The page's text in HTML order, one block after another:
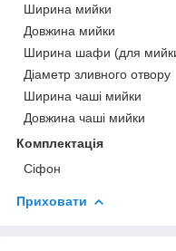
Ширина мийки
Довжина мийки
Ширина шафи (для
Діаметр зливного отвору
Ширина чаші мийки
Довжина чаші мийки
Комплектація
Сіфон
Приховати